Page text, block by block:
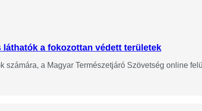
a fokozottan védett területek
számára, a Magyar Természetjáró Szövetség online